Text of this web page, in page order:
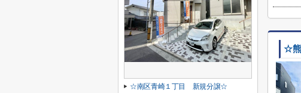
☆熊
☆南区青崎１丁目 新規分譲☆